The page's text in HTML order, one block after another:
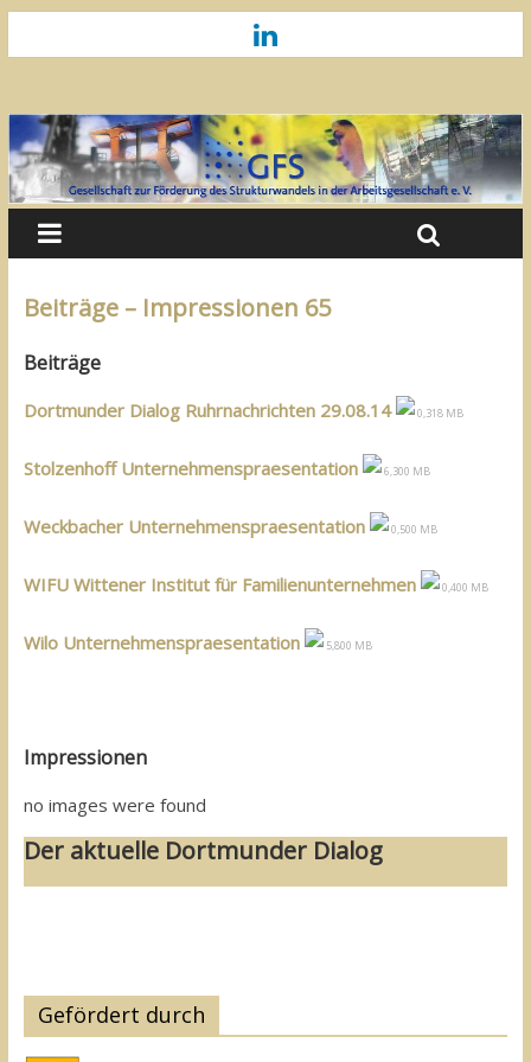
Beiträge – Impressionen 65
Beiträge
Dortmunder Dialog Ruhrnachrichten 29.08.14 0,318 MB
Stolzenhoff Unternehmenspraesentation 6,300 MB
Weckbacher Unternehmenspraesentation 0,500 MB
WIFU Wittener Institut für Familienunternehmen 0,400 MB
Wilo Unternehmenspraesentation 5,800 MB
Impressionen
no images were found
Der aktuelle Dortmunder Dialog
Gefördert durch